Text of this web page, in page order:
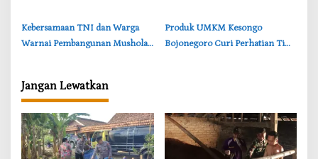
Mudah Beraktivitas
‎Kebersamaan TNI dan Warga
Warnai Pembangunan Mushola
‎Produk UMKM Kesongo
Bojonegoro Curi Perhatian Tim
Jangan Lewatkan